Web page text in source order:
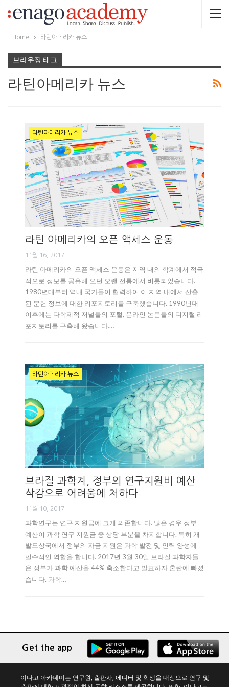
Home 라틴아메리카 뉴스
브라우징 태그
라틴아메리카 뉴스
라틴아메리카 뉴스
라틴 아메리카의 오픈 액세스 운동
11월 16, 2017
라틴 아메리카의 오픈 액세스 운동은 지역 내의 학계에서 적극
적으로 정보를 공유해 오던 오랜 전통에서 비롯되었습니다.
1980년대부터 역내 국가들이 협력하여 이 지역 내에서 산출
된 문헌 정보에 대한 리포지토리를 구축했습니다. 1990년대
이후에는 다학제적 저널들의 포털, 온라인 논문들의 디지털 리
포지토리를 구축해 왔습니다.…
라틴아메리카 뉴스
브라질 과학계, 정부의 연구지원비 예산
삭감으로 어려움에 처하다
11월 10, 2017
과학연구는 연구 지원금에 크게 의존합니다. 많은 경우 정부
예산이 과학 연구 지원금 중 상당 부분을 차지합니다. 특히 개
발도상국에서 정부의 자금 지원은 과학 발전 및 인력 양성에
필수적인 역할을 합니다. 2017년 3월 30일 브라질 과학자들
은 정부가 과학 예산을 44% 축소한다고 발표하자 혼란에 빠졌
습니다. 과학…
Get the app
이나고 아카데미는 연구원, 출판사, 에디터 및 학생을 대상으로 연구 및